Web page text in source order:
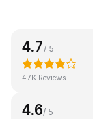
4.7 / 5
47K Reviews
4.6/ 5